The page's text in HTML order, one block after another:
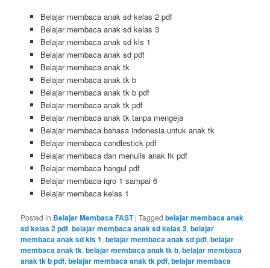
Belajar membaca anak sd kelas 2 pdf
Belajar membaca anak sd kelas 3
Belajar membaca anak sd kls 1
Belajar membaca anak sd pdf
Belajar membaca anak tk
Belajar membaca anak tk b
Belajar membaca anak tk b pdf
Belajar membaca anak tk pdf
Belajar membaca anak tk tanpa mengeja
Belajar membaca bahasa indonesia untuk anak tk
Belajar membaca candlestick pdf
Belajar membaca dan menulis anak tk pdf
Belajar membaca hangul pdf
Belajar membaca iqro 1 sampai 6
Belajar membaca kelas 1
Posted in Belajar Membaca FAST |Tagged belajar membaca anak
sd kelas 2 pdf,belajar membaca anak sd kelas 3,belajar
membaca anak sd kls 1,belajar membaca anak sd pdf,belajar
membaca anak tk,belajar membaca anak tk b,belajar membaca
anak tk b pdf,belajar membaca anak tk pdf,belajar membaca